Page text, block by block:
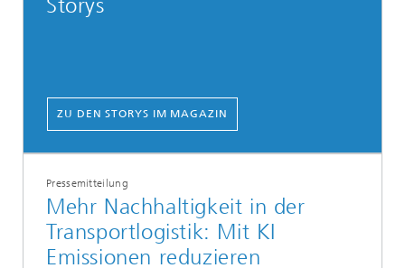
Storys
ZU DEN STORYS IM MAGAZIN
Pressemitteilung
Mehr Nachhaltigkeit in der
Transportlogistik: Mit KI
Emissionen reduzieren